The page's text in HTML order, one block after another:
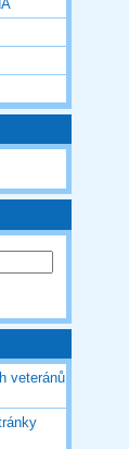
veteránů